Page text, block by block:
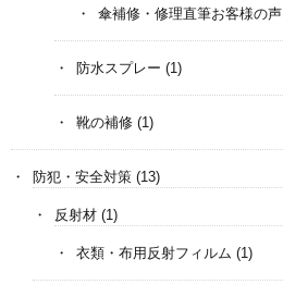
傘補修・修理直筆お客様の声
防水スプレー (1)
靴の補修 (1)
防犯・安全対策 (13)
反射材 (1)
衣類・布用反射フィルム (1)